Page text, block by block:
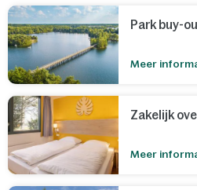
Park buy-
Meer
Zakelijk
Meer